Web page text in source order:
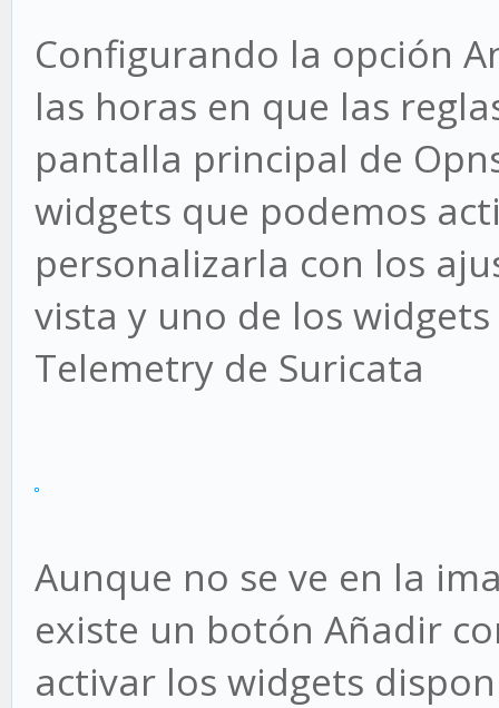
Configurando la opción
las horas en que las
pantalla principal de
widgets que podemos
personalizarla con los
vista y uno de los
Telemetry de Suricata
Aunque no se ve en la
existe un botón Añadir
activar los widgets